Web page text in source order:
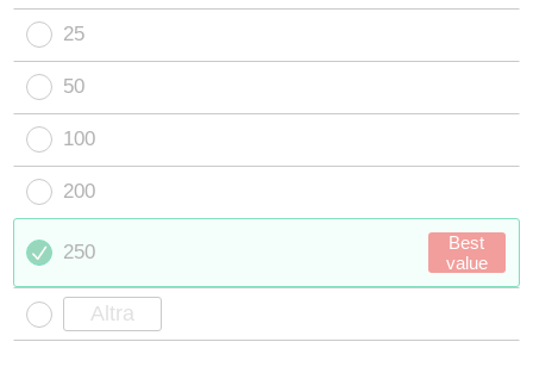
25
50
100
200
250
Best
value